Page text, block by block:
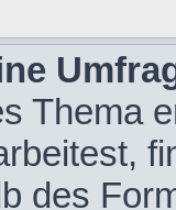
Thema
des